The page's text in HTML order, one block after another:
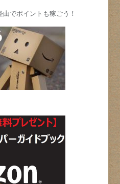
でポイントも稼ごう！